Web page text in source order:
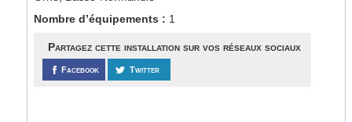
Nombre d’équipements : 1
Partagez cette installation sur vos réseaux sociaux
Facebook Twitter